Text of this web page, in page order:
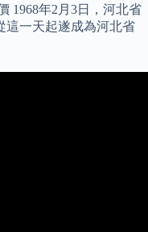
1968年2月3日，河北省
這一天起遂成為河北省